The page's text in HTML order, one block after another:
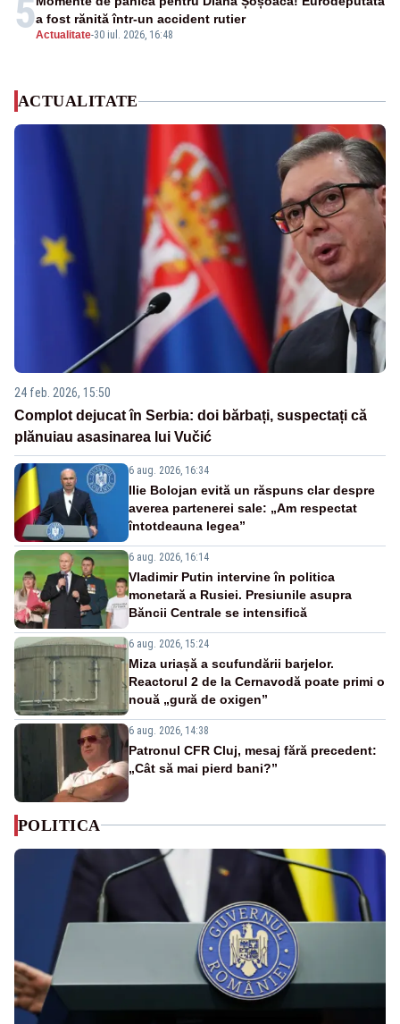
5Actualitate-30 iul. 2026, 16:48
a fost rănită într-un accident rutier
ACTUALITATE
24 feb. 2026, 15:50
Complot dejucat în Serbia: doi bărbați, suspectați că
plănuiau asasinarea lui Vučić
6 aug. 2026, 16:34
Ilie Bolojan evită un răspuns clar despre
averea partenerei sale: „Am respectat
întotdeauna legea”
6 aug. 2026, 16:14
Vladimir Putin intervine în politica
monetară a Rusiei. Presiunile asupra
Băncii Centrale se intensifică
6 aug. 2026, 15:24
Miza uriașă a scufundării barjelor.
Reactorul 2 de la Cernavodă poate primi o
nouă „gură de oxigen”
6 aug. 2026, 14:38
Patronul CFR Cluj, mesaj fără precedent:
„Cât să mai pierd bani?”
POLITICA